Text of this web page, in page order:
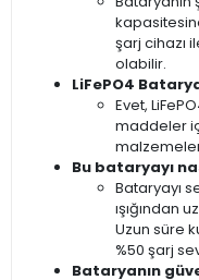
şarj cihazı
olabilir.
LiFePO4
Evet,
maddeler
Bu bataryayı
Bataryayı
ışığından
Uzun süre
%50 şarj
Bataryanın